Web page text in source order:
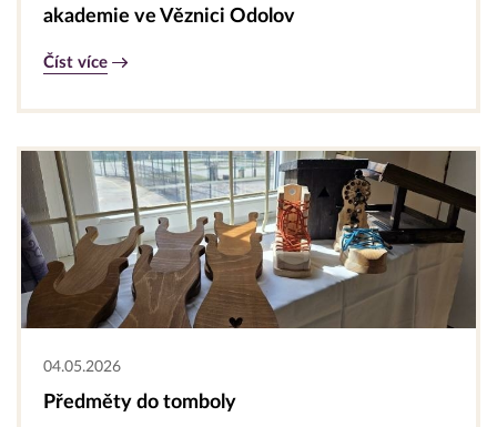
akademie ve Věznici Odolov
Číst více
04.05.2026
Předměty do tomboly